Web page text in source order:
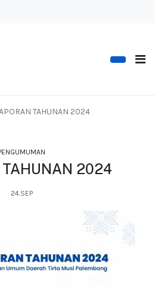
TAHUNAN 2024
TAHUNAN 2024
24.SEP